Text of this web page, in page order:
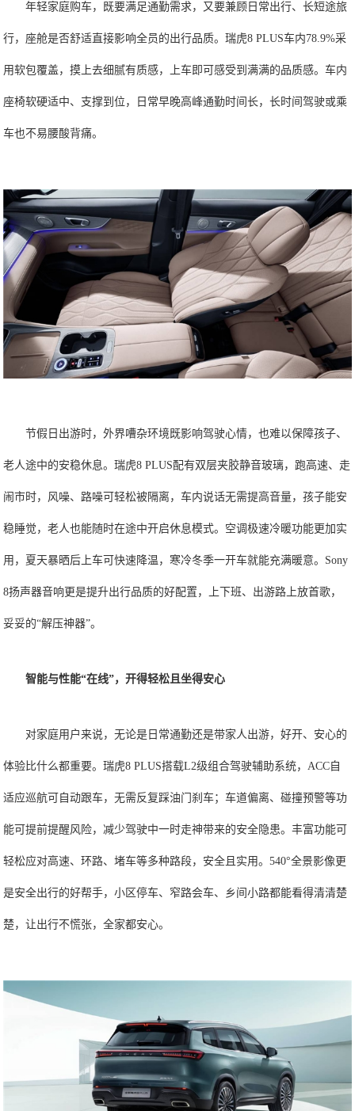
年轻家庭购车，既要满足通勤需求，又要兼顾日常出行、长短途旅
行，座舱是否舒适直接影响全员的出行品质。瑞虎8 PLUS车内78.9%采
用软包覆盖，摸上去细腻有质感，上车即可感受到满满的品质感。车内
座椅软硬适中、支撑到位，日常早晚高峰通勤时间长，长时间驾驶或乘
车也不易腰酸背痛。
节假日出游时，外界嘈杂环境既影响驾驶心情，也难以保障孩子、
老人途中的安稳休息。瑞虎8 PLUS配有双层夹胶静音玻璃，跑高速、走
闹市时，风噪、路噪可轻松被隔离，车内说话无需提高音量，孩子能安
稳睡觉，老人也能随时在途中开启休息模式。空调极速冷暖功能更加实
用，夏天暴晒后上车可快速降温，寒冷冬季一开车就能充满暖意。Sony
8扬声器音响更是提升出行品质的好配置，上下班、出游路上放首歌，
妥妥的“解压神器”。
智能与性能“在线”，开得轻松且坐得安心
对家庭用户来说，无论是日常通勤还是带家人出游，好开、安心的
体验比什么都重要。瑞虎8 PLUS搭载L2级组合驾驶辅助系统，ACC自
适应巡航可自动跟车，无需反复踩油门刹车；车道偏离、碰撞预警等功
能可提前提醒风险，减少驾驶中一时走神带来的安全隐患。丰富功能可
轻松应对高速、环路、堵车等多种路段，安全且实用。540°全景影像更
是安全出行的好帮手，小区停车、窄路会车、乡间小路都能看得清清楚
楚，让出行不慌张，全家都安心。